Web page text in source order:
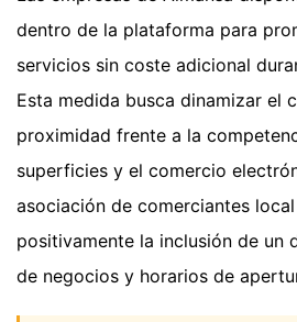
dentro de la plataforma para
servicios sin coste adicional
Esta medida busca dinamizar el
proximidad frente a la
superficies y el comercio
asociación de comerciantes
positivamente la inclusión de un
de negocios y horarios de